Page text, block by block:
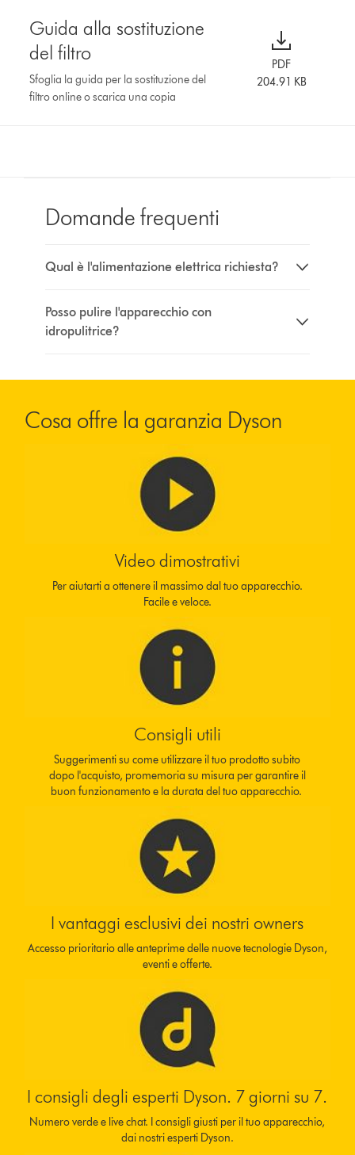
Guida alla sostituzione
del filtro
Sfoglia la guida per la sostituzione del
filtro online o scarica una copia
PDF
204.91 KB
Domande frequenti
Qual è l'alimentazione elettrica richiesta?
Posso pulire l'apparecchio con
idropulitrice?
Cosa offre la garanzia Dyson
Video dimostrativi
Per aiutarti a ottenere il massimo dal tuo apparecchio.
Facile e veloce.
Consigli utili
Suggerimenti su come utilizzare il tuo prodotto subito
dopo l'acquisto, promemoria su misura per garantire il
buon funzionamento e la durata del tuo apparecchio.
I vantaggi esclusivi dei nostri owners
Accesso prioritario alle anteprime delle nuove tecnologie Dyson,
eventi e offerte.
I consigli degli esperti Dyson. 7 giorni su 7.
Numero verde e live chat. I consigli giusti per il tuo apparecchio,
dai nostri esperti Dyson.